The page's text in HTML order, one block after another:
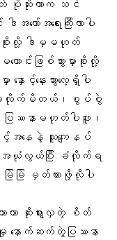
ပိုဆိုးတာက သင်
ော်အရေးကြီးလာပါ
စိုးလို့ ဒါမှမဟုတ်
ဖြစ်သွားမှာစိုးလို့
ောင့်နှေးသွားလေ့ရှိပါ
ြုမူလိုက်မိတယ်၊စွပ်စွဲ
ြဿနာမဟုတ်ပါဖူး၊
င့်အနေနဲ့ သူကျေနပ်
အယုံလွယ်ပြီး ခံလိုက်ရ
မြဲ မှတ်ထားဖို့လိုပါ
ာ ဆိုးရွားလှတဲ့ စိတ်
ောက်ဆက်တွဲပြဿနာ